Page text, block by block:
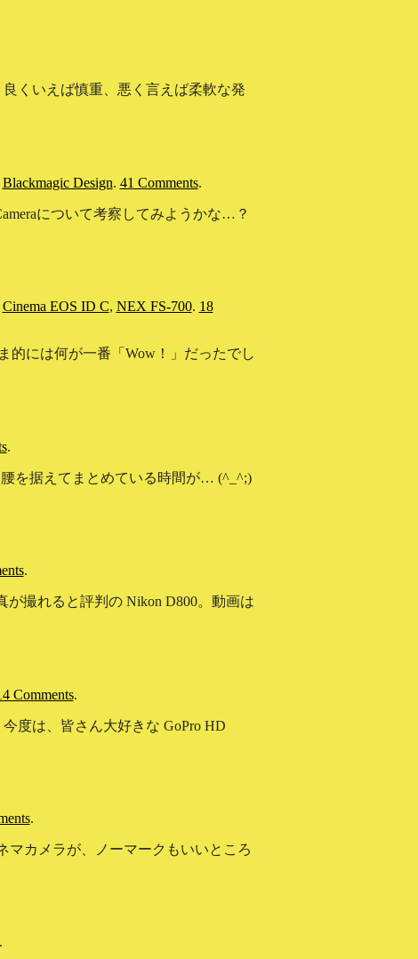
くいえば慎重、悪く言えば柔軟な発
Blackmagic Design. 41 Comments.
について考察してみようかな…？
Cinema EOS ID C, NEX FS-700. 18
的には何が一番「Wow！」だったでし
.
を据えてまとめている時間が… (^_^;)
.
撮れると評判の Nikon D800。動画は
Comments.
度は、皆さん大好きな GoPro HD
.
マカメラが、ノーマークもいいところ